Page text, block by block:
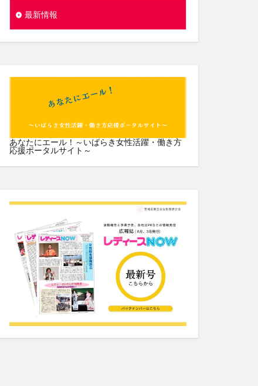
最新情報
あなたにエール！～いばらき女性活躍・働き方
応援ポータルサイト～